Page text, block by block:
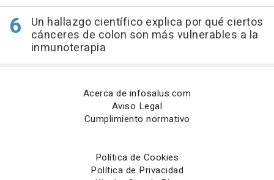
Un hallazgo científico explica por qué ciertos
cánceres de colon son más vulnerables a la
inmunoterapia
Acerca de infosalus.com
Aviso Legal
Cumplimiento normativo
Política de Cookies
Política de Privacidad